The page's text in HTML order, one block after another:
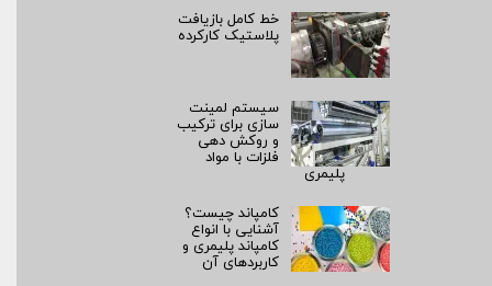
خط کامل بازیافت
پلاستیک کارکرده
سیستم لمینت‌
سازی برای ترکیب
و روکش‌ دهی
فلزات با مواد
پلیمری
کامپاند چیست؟
آشنایی با انواع
کامپاند پلیمری و
کاربردهای آن